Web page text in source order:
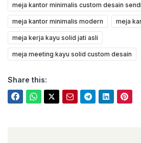
meja kantor minimalis custom desain
meja kantor minimalis modern meja
meja kerja kayu solid jati asli
meja meeting kayu solid custom desain
Share this: